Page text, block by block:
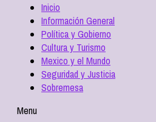
Inicio
Información General
Política y Gobierno
Cultura y Turismo
Mexico y el Mundo
Seguridad y Justicia
Sobremesa
Menu